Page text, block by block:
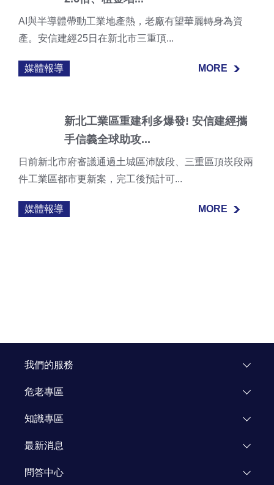
AI與半導體帶動工業地產熱，老廠有望華麗轉身為資
產。安信建經25日在新北市三重頂...
媒體報導 MORE
新北工業區重建利多爆發! 安信建經攜
手信義全球助攻...
日前新北市府審議通過土城區沛陂段、三重區頂崁段兩
件工業區都市更新案，完工後預計可...
媒體報導 MORE
我們的服務
危老專區
專區介紹
企業專區
知識專區
市場研究
最新消息
活動公告
問答中心